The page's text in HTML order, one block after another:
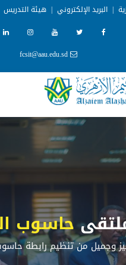
| البريد الإلكتروني | هيئة التدريس
fcsit@aau.edu.sd
حاسوب
وجميل من تنظيم رابطة